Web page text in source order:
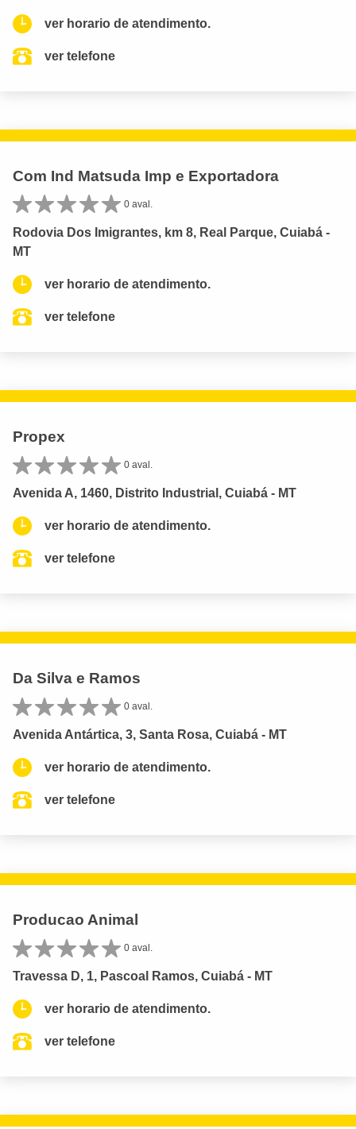
ver horario de atendimento.
ver telefone
Com Ind Matsuda Imp e Exportadora
0 aval.
Rodovia Dos Imigrantes, km 8, Real Parque, Cuiabá -
MT
ver horario de atendimento.
ver telefone
Propex
0 aval.
Avenida A, 1460, Distrito Industrial, Cuiabá - MT
ver horario de atendimento.
ver telefone
Da Silva e Ramos
0 aval.
Avenida Antártica, 3, Santa Rosa, Cuiabá - MT
ver horario de atendimento.
ver telefone
Producao Animal
0 aval.
Travessa D, 1, Pascoal Ramos, Cuiabá - MT
ver horario de atendimento.
ver telefone